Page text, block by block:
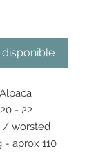
- 22
/ worsted
= aprox 110